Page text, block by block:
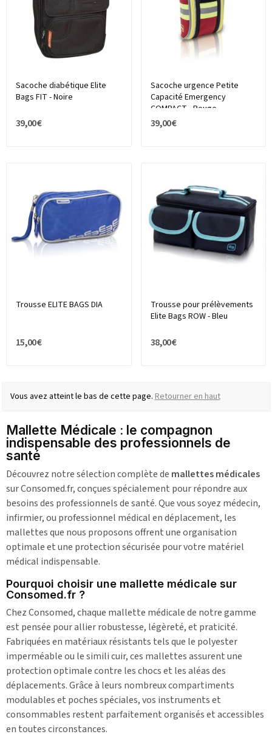
Sacoche diabétique Elite
Bags FIT - Noire
39,00 €
Sacoche urgence Petite
Capacité Emergency
COMPACT - Rouge
39,00 €
Trousse ELITE BAGS DIA
15,00 €
Trousse pour prélèvements
Elite Bags ROW - Bleu
38,00 €
Vous avez atteint le bas de cette page.Retourner en haut
Mallette Médicale : le compagnon
indispensable des professionnels de
santé
Découvrez notre sélection complète de mallettes médicales
sur Consomed.fr, conçues spécialement pour répondre aux
besoins des professionnels de santé. Que vous soyez médecin,
infirmier, ou professionnel médical en déplacement, les
mallettes que nous proposons offrent une organisation
optimale et une protection sécurisée pour votre matériel
médical indispensable.
Pourquoi choisir une mallette médicale sur
Consomed.fr ?
Chez Consomed, chaque mallette médicale de notre gamme
est pensée pour allier robustesse, légèreté, et praticité.
Fabriquées en matériaux résistants tels que le polyester
imperméable ou le simili cuir, ces mallettes assurent une
protection optimale contre les chocs et les aléas des
déplacements. Grâce à leurs nombreux compartiments
modulables et poches spéciales, vos instruments et
consommables restent parfaitement organisés et accessibles
en toutes circonstances.